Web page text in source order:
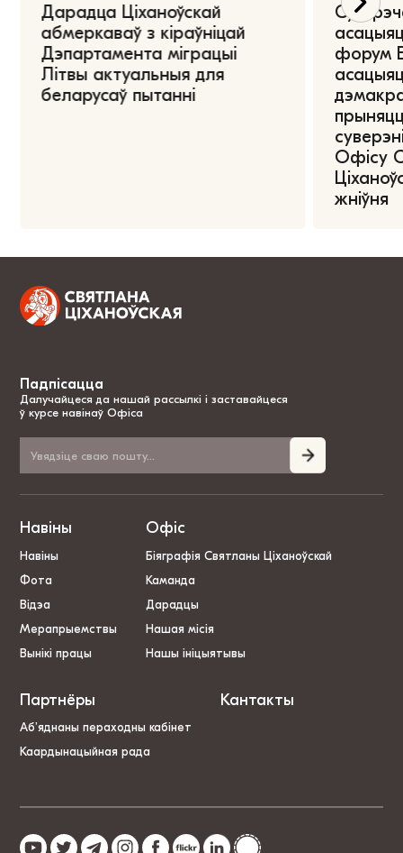
Дарадца Ціханоўскай
абмеркаваў з кіраўніцай
Дэпартамента міграцыі
Літвы актуальныя для
беларусаў пытанні
форум
Офісу
жніўня
Падпісацца
Далучайцеся да нашай рассылкі і заставайцеся
ў курсе навінаў Офіса
Навіны
Навіны
Фота
Відэа
Мерапрыемствы
Вынікі працы
Офіс
Біяграфія Святланы Ціханоўскай
Каманда
Дарадцы
Нашая місія
Нашы ініцыятывы
Партнёры
Аб’яднаны пераходны кабінет
Каардынацыйная рада
Кантакты